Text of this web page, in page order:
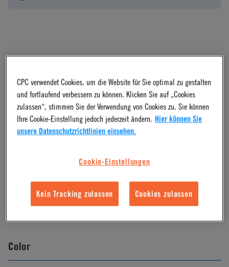
Material
Polypropylene
Material Finish
Pressure Range
Color
CPC verwendet Cookies, um die Website für Sie optimal zu gestalten
und fortlaufend verbessern zu können. Klicken Sie auf „Cookies
zulassen“, stimmen Sie der Verwendung von Cookies zu. Sie können
Ihre Cookie-Einstellung jedoch jederzeit ändern. Hier können Sie
unsere Datenschutzrichtlinien einsehen.
Cookie-Einstellungen
Kein Tracking zulassen Cookies zulassen